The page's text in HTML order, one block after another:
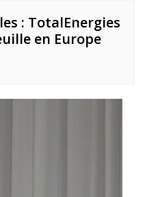
: TotalEnergies
en Europe